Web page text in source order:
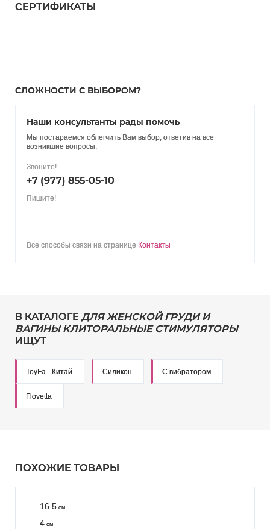
СЕРТИФИКАТЫ
СЛОЖНОСТИ С ВЫБОРОМ?
Наши консультанты рады помочь
Мы постараемся облегчить Вам выбор, ответив на все
возникшие вопросы.
Звоните!
+7 (977) 855-05-10
Пишите!
Все способы связи на странице Контакты
В КАТАЛОГЕ ДЛЯ ЖЕНСКОЙ ГРУДИ И
ВАГИНЫ КЛИТОРАЛЬНЫЕ СТИМУЛЯТОРЫ
ИЩУТ
ToyFa - Китай Силикон С вибратором
Flovetta
ПОХОЖИЕ ТОВАРЫ
16.5 см
4 см